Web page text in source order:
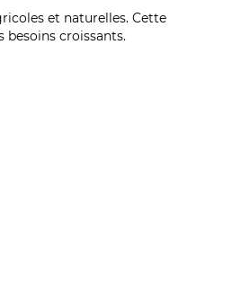
et naturelles. Cette
croissants.